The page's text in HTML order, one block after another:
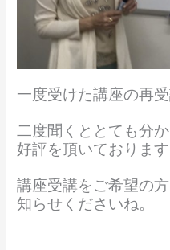
一度受けた講座の再受
二度聞くととても分
好評を頂いております
講座受講をご希望の
知らせくださいね。